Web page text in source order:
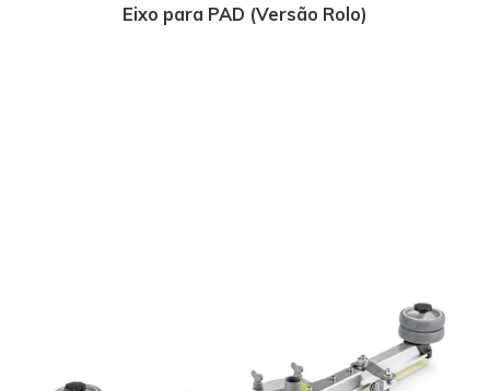
Eixo para PAD (Versão Rolo)